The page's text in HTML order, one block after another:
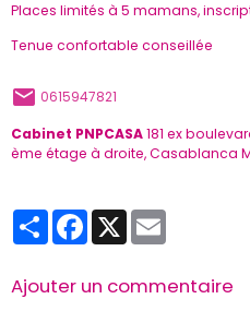
Places limités à 5 mamans,
Tenue confortable conseillée
0615947821
Cabinet PNPCASA181 ex
ème étage à droite, Casablanca
PartagerFacebook
X
Ajouter un commentaire